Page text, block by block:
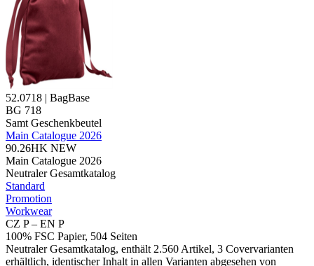
52.0718 | BagBase
BG 718
Samt Geschenkbeutel
Main Catalogue 2026
90.26HK NEW
Main Catalogue 2026
Neutraler Gesamtkatalog
Standard
Promotion
Workwear
CZ P – EN P
100% FSC Papier, 504 Seiten
Neutraler Gesamtkatalog, enthält 2.560 Artikel, 3 Covervarianten
erhältlich, identischer Inhalt in allen Varianten abgesehen von